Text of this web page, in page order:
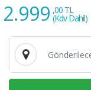
2.999 ,00 TL
(Kdv Dahil)